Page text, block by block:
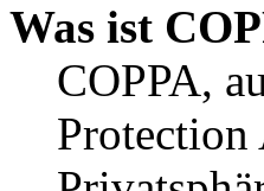
Was ist
COPPA,
Protection